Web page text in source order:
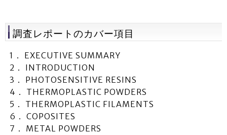
調査レポートのカバー項目
1． EXECUTIVE SUMMARY
2． INTRODUCTION
3． PHOTOSENSITIVE RESINS
4． THERMOPLASTIC POWDERS
5． THERMOPLASTIC FILAMENTS
6． COPOSITES
7． METAL POWDERS